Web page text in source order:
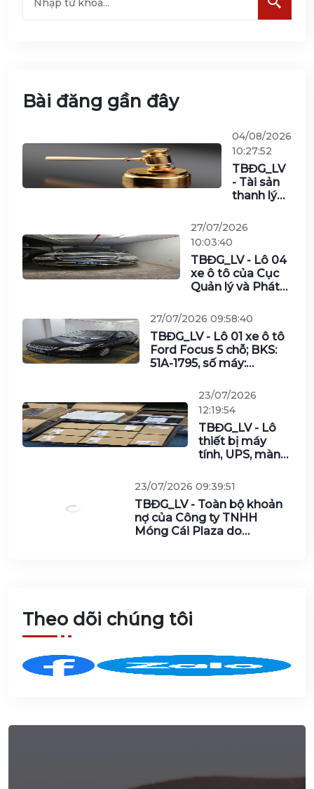
Bài đăng gần đây
04/08/2026
10:27:52
TBĐG_LV
- Tài sản
thanh lý
của Viễn
thông
(gồm 2 lô)
27/07/2026
10:03:40
TBĐG_LV - Lô 04
xe ô tô của Cục
Quản lý và Phát
trong nước
27/07/2026 09:58:40
TBĐG_LV - Lô 01 xe ô tô
Ford Focus 5 chỗ; BKS:
51A-1795, số máy:
RL04DFDMMR5K00083;
năm sản xuất và đưa
vào sử dụng: năm 2005
của Văn phòng – Ngân
hàng Nhà nước Việt Nam
23/07/2026
12:19:54
TBĐG_LV - Lô
thiết bị máy
tính, UPS, màn
vật tư khác của
Tổng Công ty
Công nghiệp
Công nghệ cao
Viettel năm
23/07/2026
09:39:51
TBĐG_LV
- Toàn bộ
vay, quản
lý
Theo dõi chúng tôi